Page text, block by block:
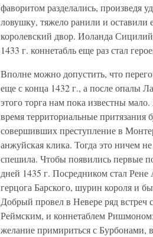
фаворитом разделались, произведя
ловушку, тяжело ранили и оставили
королевский двор. Иоланда
1433 г. коннетабль еще раз стал
Вполне можно допустить, что
еще с конца 1432 г., а после опалы
этого торга нам пока известны
время территориальные
совершивших преступление в
анжуйская клика. Тогда это ничем
спешила. Чтобы появились первые
дней 1435 г. Посредником стал
герцога Барского, шурин короля и
Добрый провел в Невере ряд
Реймским, и коннетаблем
желание примириться с Бурбонами,